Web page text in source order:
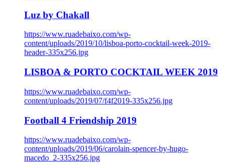
Luz by Chakall
https://www.ruadebaixo.com/wp-
content/uploads/2019/10/lisboa-porto-cocktail-week-2019-
header-335x256.jpg
LISBOA & PORTO COCKTAIL WEEK 2019
https://www.ruadebaixo.com/wp-
content/uploads/2019/07/f4f2019-335x256.jpg
Football 4 Friendship 2019
https://www.ruadebaixo.com/wp-
content/uploads/2019/06/carolain-spencer-by-hugo-
macedo_2-335x256.jpg